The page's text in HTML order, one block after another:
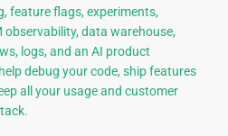
feature flags, experiments,
observability, data warehouse,
logs, and an AI product
debug your code, ship features
all your usage and customer